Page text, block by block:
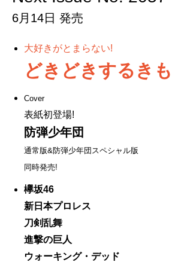
6月14日 発売
大好きがとまらない!
どきどきするきも
Cover
表紙初登場!
防弾少年団
通常版&防弾少年団スペシャル版
同時発売!
欅坂46
新日本プロレス
刀剣乱舞
進撃の巨人
ウォーキング・デッド